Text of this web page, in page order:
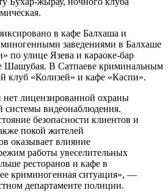
в кафе Балхаша и
заведениями в Балхаше
по улице Язева и караоке-бар
Шашубая. В Сатпаеве криминальным
клуб «Колизей» и кафе «Каспи».
нет лицензированной охраны
системы видеонаблюдения.
безопасности клиентов и
покой жителей
оказывает влияние
работы увеселительных
ресторанов и кафе в
криминогенная ситуация», —
департаменте полиции.